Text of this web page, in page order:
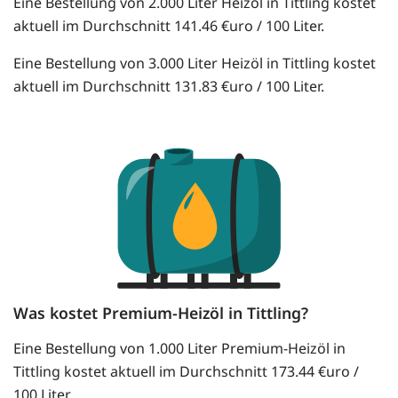
aktuell im Durchschnitt 141.46 €uro / 100 Liter.
Eine Bestellung von 3.000 Liter Heizöl in Tittling kostet
aktuell im Durchschnitt 131.83 €uro / 100 Liter.
Was kostet Premium-Heizöl in Tittling?
Eine Bestellung von 1.000 Liter Premium-Heizöl in
Tittling kostet aktuell im Durchschnitt 173.44 €uro /